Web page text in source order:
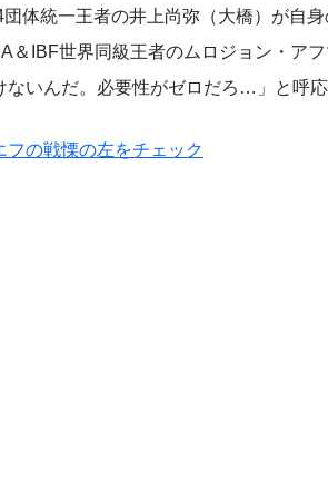
体統一王者の井上尚弥（大橋）が自
IBF世界同級王者のムロジョン・ア
いんだ。必要性がゼロだろ…」と呼応
の戦慄の左をチェック